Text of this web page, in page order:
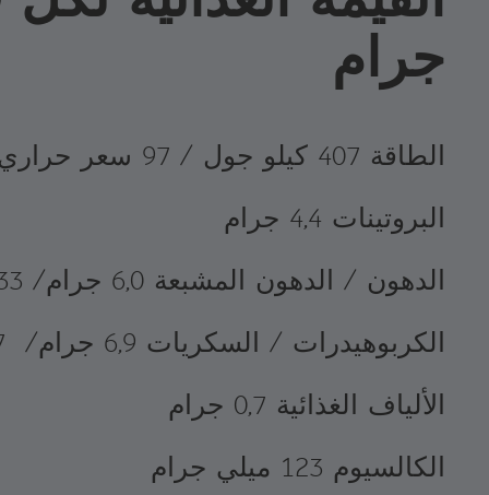
جرام
الطاقة 407 كيلو جول / 97 سعر حراري
البروتينات 4,4 جرام
الدهون / الدهون المشبعة 6,0 جرام/ 1,33 جرام
الكربوهيدرات / السكريات 6,9 جرام/ 4,7 جرام
الألياف الغذائية 0,7 جرام
الكالسيوم 123 ميلي جرام